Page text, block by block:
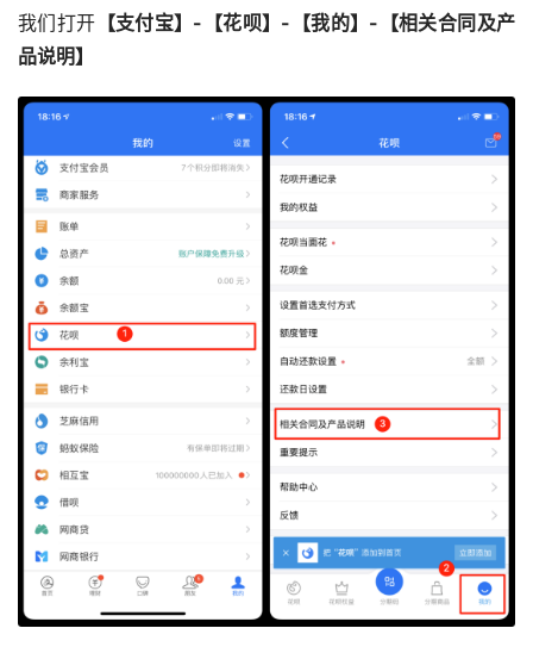
我们打开 【支付宝】-【花呗】-【我的】-【相关合同及产
品说明】